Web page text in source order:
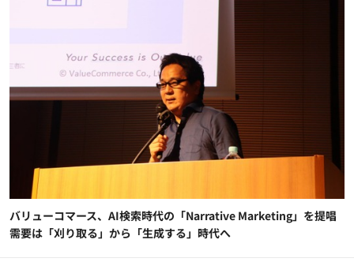
バリューコマース、AI検索時代の「Narrative Marketing」を提唱
需要は「刈り取る」から「生成する」時代へ